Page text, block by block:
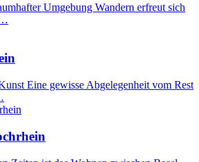
Umgebung Wandern erfreut sich
Eine gewisse Abgelegenheit vom Rest